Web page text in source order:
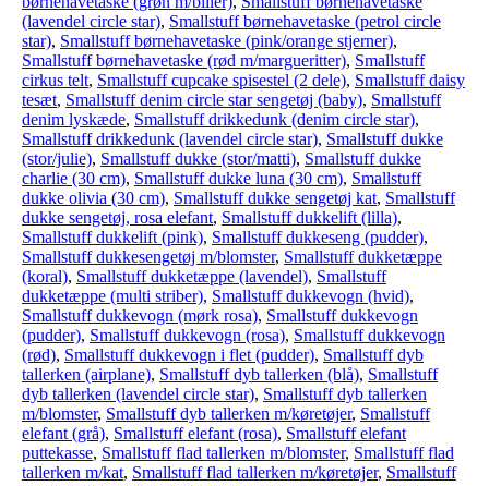
(lavendel circle star), Smallstuff børnehavetaske (petrol circle
star), Smallstuff børnehavetaske (pink/orange stjerner),
Smallstuff børnehavetaske (rød m/margueritter), Smallstuff
cirkus telt, Smallstuff cupcake spisestel (2 dele), Smallstuff daisy
tesæt, Smallstuff denim circle star sengetøj (baby), Smallstuff
denim lyskæde, Smallstuff drikkedunk (denim circle star),
Smallstuff drikkedunk (lavendel circle star), Smallstuff dukke
(stor/julie), Smallstuff dukke (stor/matti), Smallstuff dukke
charlie (30 cm), Smallstuff dukke luna (30 cm), Smallstuff
dukke olivia (30 cm), Smallstuff dukke sengetøj kat, Smallstuff
dukke sengetøj, rosa elefant, Smallstuff dukkelift (lilla),
Smallstuff dukkelift (pink), Smallstuff dukkeseng (pudder),
Smallstuff dukkesengetøj m/blomster, Smallstuff dukketæppe
(koral), Smallstuff dukketæppe (lavendel), Smallstuff
dukketæppe (multi striber), Smallstuff dukkevogn (hvid),
Smallstuff dukkevogn (mørk rosa), Smallstuff dukkevogn
(pudder), Smallstuff dukkevogn (rosa), Smallstuff dukkevogn
(rød), Smallstuff dukkevogn i flet (pudder), Smallstuff dyb
tallerken (airplane), Smallstuff dyb tallerken (blå), Smallstuff
dyb tallerken (lavendel circle star), Smallstuff dyb tallerken
m/blomster, Smallstuff dyb tallerken m/køretøjer, Smallstuff
elefant (grå), Smallstuff elefant (rosa), Smallstuff elefant
puttekasse, Smallstuff flad tallerken m/blomster, Smallstuff flad
tallerken m/kat, Smallstuff flad tallerken m/køretøjer, Smallstuff